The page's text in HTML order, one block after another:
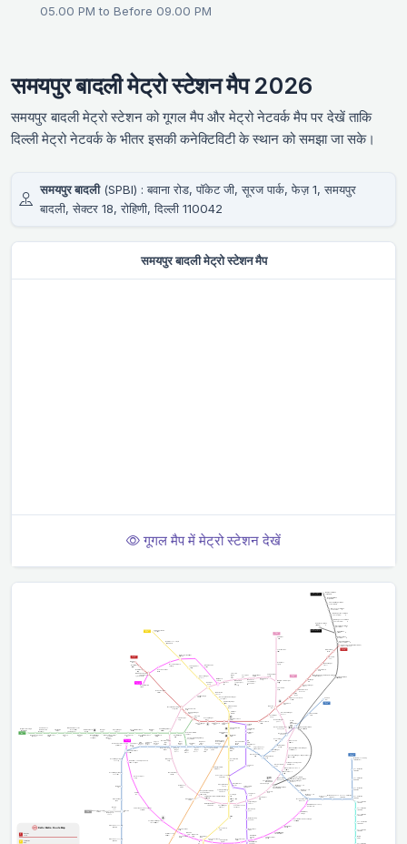
05.00 PM to Before 09.00 PM
समयपुर बादली मेट्रो स्टेशन मैप 2026
समयपुर बादली मेट्रो स्टेशन को गूगल मैप और मेट्रो नेटवर्क मैप पर देखें ताकि
दिल्ली मेट्रो नेटवर्क के भीतर इसकी कनेक्टिविटी के स्थान को समझा जा सके।
समयपुर बादली(SPBI) : बवाना रोड, पॉकेट जी, सूरज पार्क, फेज़ 1, समयपुर
बादली, सेक्टर 18, रोहिणी, दिल्ली 110042
समयपुर बादली मेट्रो स्टेशन मैप
गूगल मैप में मेट्रो स्टेशन देखें